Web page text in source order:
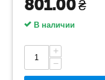
801.00₴
В наличии
+
−